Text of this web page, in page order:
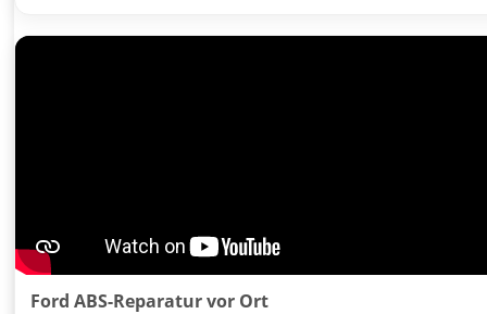
Ford ABS-Reparatur vor Ort